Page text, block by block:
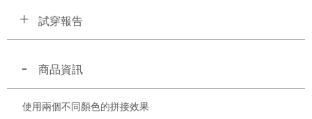
試穿報告
商品資訊
使用兩個不同顏色的拼接效果